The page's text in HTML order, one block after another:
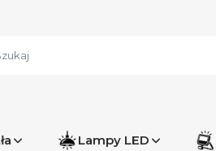
Lampy LED